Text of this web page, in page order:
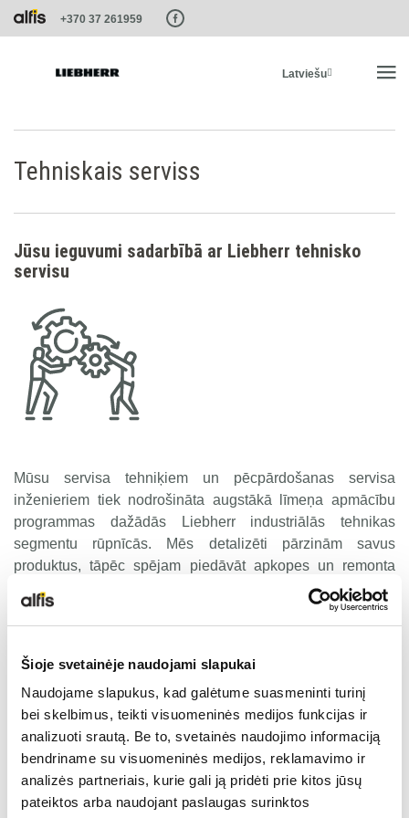
Šioje svetainėje naudojami slapukai
Naudojame slapukus, kad galėtume suasmeninti turinį
bei skelbimus, teikti visuomeninės medijos funkcijas ir
analizuoti srautą. Be to, svetainės naudojimo informaciją
bendriname su visuomeninės medijos, reklamavimo ir
analizės partneriais, kurie gali ją pridėti prie kitos jūsų
pateiktos arba naudojant paslaugas surinktos
Paste this code as high in the of the page as possible:
+370 37 261959
Latviešu
PAKALPOJUMI UN RISINĀJUMI
KARJERAS IESPĒJAS
Tehniskais serviss
Jūsu ieguvumi sadarbībā ar Liebherr tehnisko
servisu
Mūsu servisa tehniķiem un pēcpārdošanas servisa
inženieriem tiek nodrošināta augstākā līmeņa apmācību
programmas dažādās Liebherr industriālās tehnikas
segmentu rūpnīcās. Mēs detalizēti pārzinām savus
produktus, tāpēc spējam piedāvāt apkopes un remonta
Mūsu pakalpojumu spektrā ietilpst:
Defektācijas, apkopju un remonta darbu veikšanas iespēja
mūsu lokālajos servisa punktosRīgā unRēzeknē
Mobilais izbraukuma serviss ar specializēti aprīkotām un
Liebherr standartam atbilstošām servisa stacijām jums ērtā